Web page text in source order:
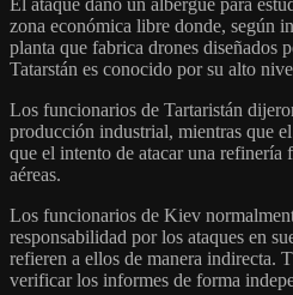
zona económica libre donde, según
planta que fabrica drones diseñados
Tatarstán es conocido por su alto
Los funcionarios de Tartaristán
producción industrial, mientras que
que el intento de atacar una refinería
aéreas.
Los funcionarios de Kiev
responsabilidad por los ataques en
refieren a ellos de manera indirecta.
verificar los informes de forma